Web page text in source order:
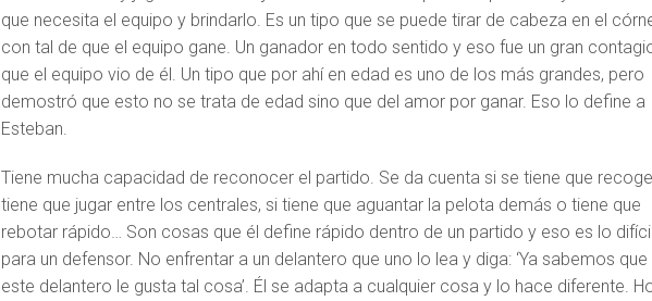
que necesita el equipo y brindarlo. Es un tipo que se puede tirar de cabeza en el
con tal de que el equipo gane. Un ganador en todo sentido y eso fue un gran
que el equipo vio de él. Un tipo que por ahí en edad es uno de los más grandes, pero
demostró que esto no se trata de edad sino que del amor por ganar. Eso lo define a
Esteban.
Tiene mucha capacidad de reconocer el partido. Se da cuenta si se tiene que
tiene que jugar entre los centrales, si tiene que aguantar la pelota demás o tiene que
rebotar rápido… Son cosas que él define rápido dentro de un partido y eso es lo difícil
para un defensor. No enfrentar a un delantero que uno lo lea y diga: ‘Ya sabemos que
este delantero le gusta tal cosa’. Él se adapta a cualquier cosa y lo hace diferente.